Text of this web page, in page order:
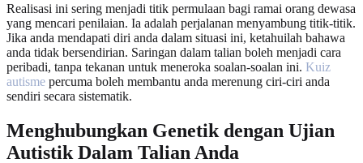
Realisasi ini sering menjadi titik permulaan bagi ramai orang dewasa
yang mencari penilaian. Ia adalah perjalanan menyambung titik-titik.
Jika anda mendapati diri anda dalam situasi ini, ketahuilah bahawa
anda tidak bersendirian. Saringan dalam talian boleh menjadi cara
peribadi, tanpa tekanan untuk meneroka soalan-soalan ini. Kuiz
autisme percuma boleh membantu anda merenung ciri-ciri anda
sendiri secara sistematik.
Menghubungkan Genetik dengan Ujian
Autistik Dalam Talian Anda